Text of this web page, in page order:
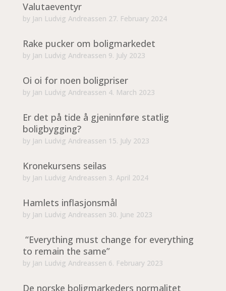
Valutaeventyr
by Jan Ludvig Andreassen 27. February 2024
Rake pucker om boligmarkedet
by Jan Ludvig Andreassen 9. July 2023
Oi oi for noen boligpriser
by Jan Ludvig Andreassen 4. March 2023
Er det på tide å gjeninnføre statlig
boligbygging?
by Jan Ludvig Andreassen 15. July 2023
Kronekursens seilas
by Jan Ludvig Andreassen 3. April 2024
Hamlets inflasjonsmål
by Jan Ludvig Andreassen 30. June 2023
“Everything must change for everything
to remain the same”
by Jan Ludvig Andreassen 6. February 2023
De norske boligmarkeders normalitet